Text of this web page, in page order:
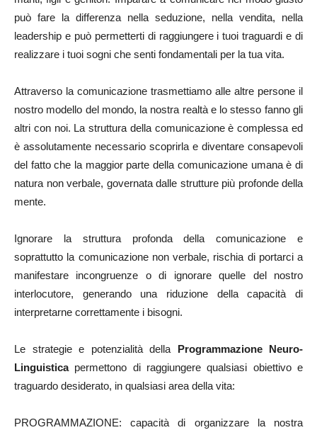
può fare la differenza nella seduzione, nella vendita, nella
leadership e può permetterti di raggiungere i tuoi traguardi e di
realizzare i tuoi sogni che senti fondamentali per la tua vita.
Attraverso la comunicazione trasmettiamo alle altre persone il
nostro modello del mondo, la nostra realtà e lo stesso fanno gli
altri con noi. La struttura della comunicazione è complessa ed
è assolutamente necessario scoprirla e diventare consapevoli
del fatto che la maggior parte della comunicazione umana è di
natura non verbale, governata dalle strutture più profonde della
mente.
Ignorare la struttura profonda della comunicazione e
soprattutto la comunicazione non verbale, rischia di portarci a
manifestare incongruenze o di ignorare quelle del nostro
interlocutore, generando una riduzione della capacità di
interpretarne correttamente i bisogni.
Le strategie e potenzialità della Programmazione Neuro-
Linguisticapermettono di raggiungere qualsiasi obiettivo e
traguardo desiderato, in qualsiasi area della vita:
PROGRAMMAZIONE: capacità di organizzare la nostra